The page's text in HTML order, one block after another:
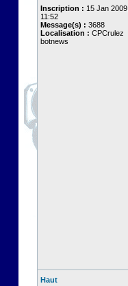
Inscription : 15 Jan 2009,
11:52
Message(s) : 3688
Localisation : CPCrulez
botnews
Haut